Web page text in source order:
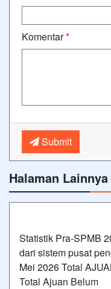
Komentar*
Submit
Halaman Lainnya
Statistik Pra-SPMB
dari sistem pusat
Mei 2026 Total
Total Ajuan Belum